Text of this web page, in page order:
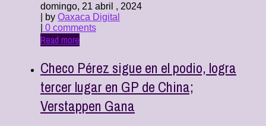
domingo, 21 abril , 2024
| by Oaxaca Digital
0 comments
Read more
Checo Pérez sigue en el podio, logra
tercer lugar en GP de China;
Verstappen Gana